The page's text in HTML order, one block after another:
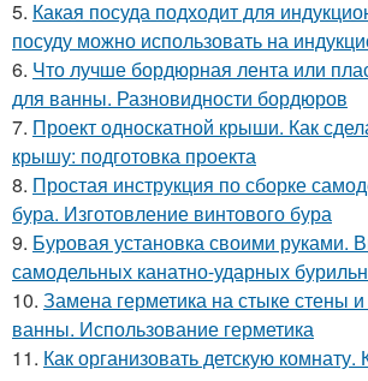
5. Какая посуда подходит для
посуду можно использовать на
6. Что лучше бордюрная лента или
для ванны. Разновидности бордюров
7. Проект односкатной крыши. Как
крышу: подготовка проекта
8. Простая инструкция по сборке
бура. Изготовление винтового бура
9. Буровая установка своими руками.
самодельных канатно-ударных
10. Замена герметика на стыке стены
ванны. Использование герметика
11. Как организовать детскую комнату.